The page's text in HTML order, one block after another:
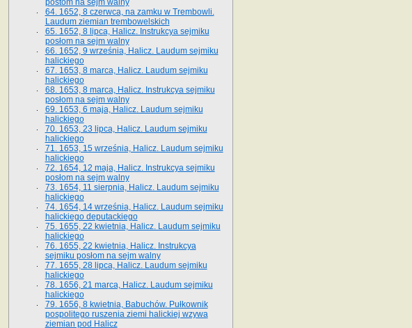
postom na sejm walny
64. 1652, 8 czerwca, na zamku w Trembowli.
Laudum ziemian trembowelskich
65. 1652, 8 lipca, Halicz. Instrukcya sejmiku
posłom na sejm walny
66. 1652, 9 września, Halicz. Laudum sejmiku
halickiego
67. 1653, 8 marca, Halicz. Laudum sejmiku
halickiego
68. 1653, 8 marca, Halicz. Instrukcya sejmiku
posłom na sejm walny
69. 1653, 6 maja, Halicz. Laudum sejmiku
halickiego
70. 1653, 23 lipca, Halicz. Laudum sejmiku
halickiego
71. 1653, 15 września, Halicz. Laudum sejmiku
halickiego
72. 1654, 12 maja, Halicz. Instrukcya sejmiku
posłom na sejm walny
73. 1654, 11 sierpnia, Halicz. Laudum sejmiku
halickiego
74. 1654, 14 września, Halicz. Laudum sejmiku
halickiego deputackiego
75. 1655, 22 kwietnia, Halicz. Laudum sejmiku
halickiego
76. 1655, 22 kwietnia, Halicz. Instrukcya
sejmiku posłom na sejm walny
77. 1655, 28 lipca, Halicz. Laudum sejmiku
halickiego
78. 1656, 21 marca, Halicz. Laudum sejmiku
halickiego
79. 1656, 8 kwietnia, Babuchów. Pułkownik
pospolitego ruszenia ziemi halickiej wzywa
ziemian pod Halicz